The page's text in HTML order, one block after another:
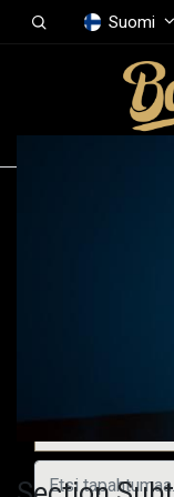
Suomi
Tulevat